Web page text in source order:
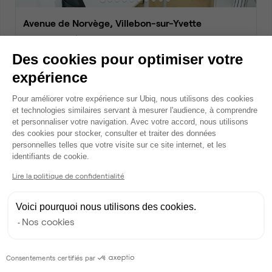
Avenue de Norvège, Villebon-sur-Yvette
Bureau privé • coworking
4 postes • 20 m
2 000 € par mois
Dispo
Bureau privé • coworking
Des cookies pour optimiser votre
expérience
Plateforme de Gestion du
Pour améliorer votre expérience sur Ubiq, nous utilisons des cookies
et technologies similaires servant à mesurer l'audience, à comprendre
et personnaliser votre navigation. Avec votre accord, nous utilisons
des cookies pour stocker, consulter et traiter des données
personnelles telles que votre visite sur ce site internet, et les
identifiants de cookie.
Lire la politique de confidentialité
Voici pourquoi nous utilisons des cookies.
Nos cookies
Consentements certifiés par